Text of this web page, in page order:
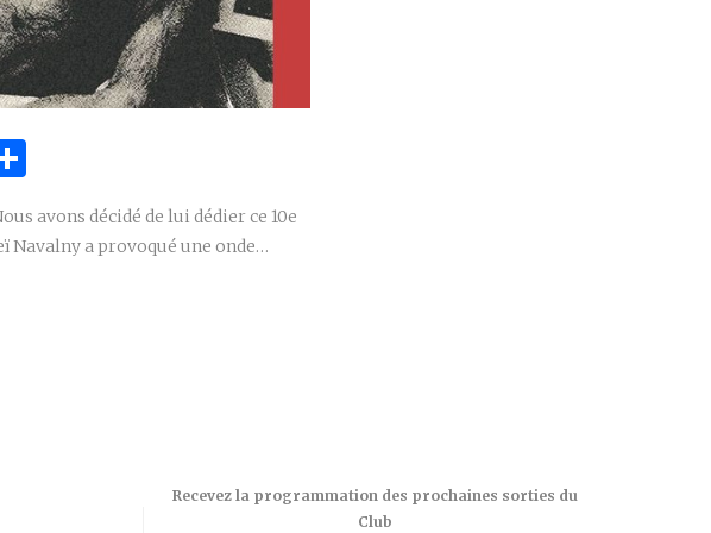
avons décidé de lui dédier ce 10e
Navalny a provoqué une onde…
Recevez la programmation des prochaines sorties du
Club